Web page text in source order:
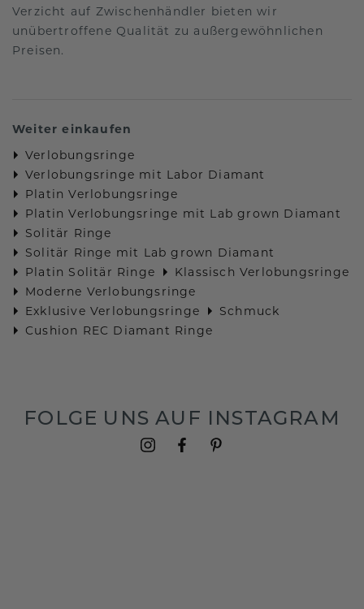
Verzicht auf Zwischenhändler bieten wir
unübertroffene Qualität zu außergewöhnlichen
Preisen.
Weiter einkaufen
Verlobungsringe
Verlobungsringe mit Labor Diamant
Platin Verlobungsringe
Platin Verlobungsringe mit Lab grown Diamant
Solitär Ringe
Solitär Ringe mit Lab grown Diamant
Platin Solitär Ringe
Klassisch Verlobungsringe
Moderne Verlobungsringe
Exklusive Verlobungsringe
Schmuck
Cushion REC Diamant Ringe
FOLGE UNS AUF INSTAGRAM